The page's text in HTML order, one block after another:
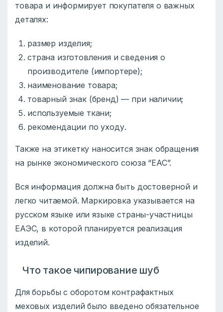
товара и информирует покупателя о важных
деталях:
размер изделия;
страна изготовления и сведения о
производителе (импортере);
наименование товара;
товарный знак (бренд) — при наличии;
используемые ткани;
рекомендации по уходу.
Также на этикетку наносится знак обращения
на рынке экономического союза “ЕАС”.
Вся информация должна быть достоверной и
легко читаемой. Маркировка указывается на
русском языке или языке страны-участницы
ЕАЭС, в которой планируется реализация
изделий.
Что такое чипирование шуб
Для борьбы с оборотом контрафактных
меховых изделий было введено обязательное